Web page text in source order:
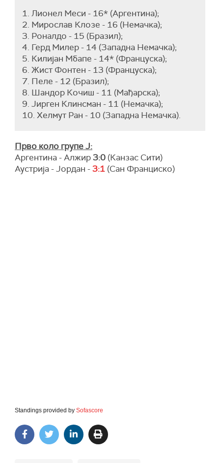
1. Лионел Меси - 16* (Аргентина);
2. Мирослав Клозе - 16 (Немачка);
3. Роналдо - 15 (Бразил);
4. Герд Милер - 14 (Западна Немачка);
5. Килијан Мбапе - 14* (Француска);
6. Жист Фонтен - 13 (Француска);
7. Пеле - 12 (Бразил);
8. Шандор Кочиш - 11 (Мађарска);
9. Јирген Клинсман - 11 (Немачка);
10. Хелмут Ран - 10 (Западна Немачка).
Прво коло групе Ј:
Аргентина - Алжир 3:0 (Канзас Сити)
Аустрија - Јордан -3:1 (Сан Франциско)
Standings provided by Sofascore